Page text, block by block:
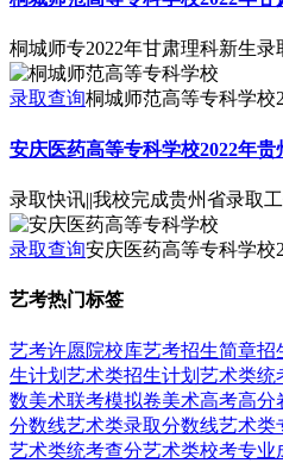
桐城师专2022年甘肃理科新生录
录取查询桐城师范高等专科学校
安庆医药高等专科学校2022年
录取快讯||我校完成贵州省录取
录取查询安庆医药高等专科学校
艺考热门标签
艺考许愿院校库艺考招生简章招
生计划 艺术类招生计划 艺术类统
数美术联考模拟卷美术高考高分
分数线艺术类录取分数线艺术类
艺术类统考查分艺术类校考专业